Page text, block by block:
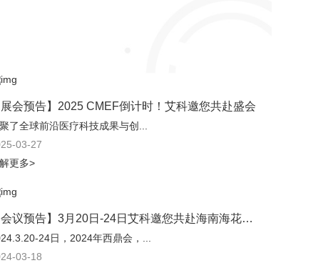
展会预告】2025 CMEF倒计时！艾科邀您共赴盛会
了全球前沿医疗科技成果与创...
03-27
更多>
【会议预告】3月20日-24日艾科邀您共赴海南海花岛2024西鼎会
24日，2024年西鼎会，...
03-18